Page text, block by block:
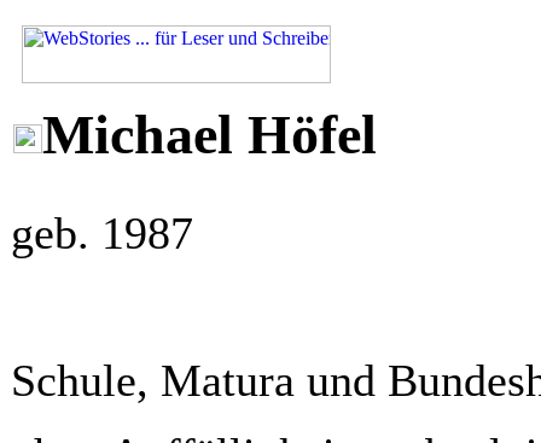
Michael Höfel
geb. 1987
Schule, Matura und